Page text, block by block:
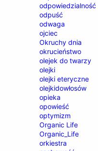
odpowiedzialność
odpuść
odwaga
ojciec
Okruchy dnia
okrucieństwo
olejek do twarzy
olejki
olejki eteryczne
olejkidowłosów
opieka
opowieść
optymizm
Organic Life
Organic_Life
orkiestra